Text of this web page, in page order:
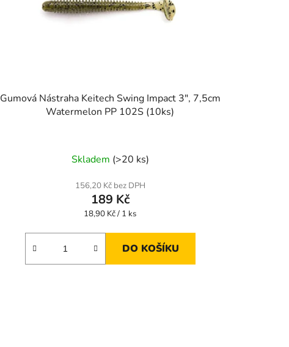
Gumová Nástraha Keitech Swing Impact 3", 7,5cm
Watermelon PP 102S (10ks)
Skladem (>20 ks)
156,20 Kč bez DPH
189 Kč
Měrná
18,90 Kč / 1 ks
DO KOŠÍKU